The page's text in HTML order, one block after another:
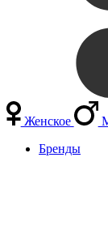
Женское
Бренды